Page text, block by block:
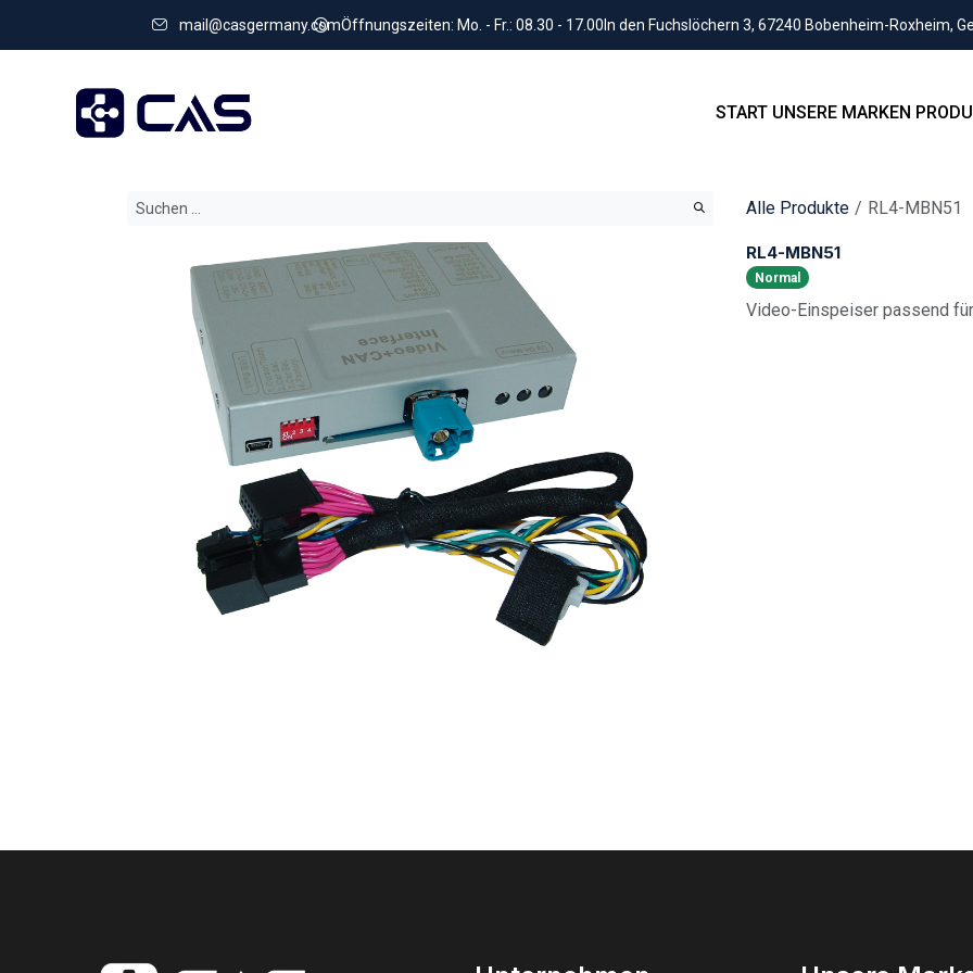
mail@casgermany.comÖffnungszeiten: Mo. - Fr.: 08.30 - 17.00 In den Fuchslöchern 3, 67240 Bobenheim-Roxheim,
START UNSERE MARKEN
Alle Produkte RL4-MBN51
RL4-MBN51
Normal
Video-Einspeiser passend